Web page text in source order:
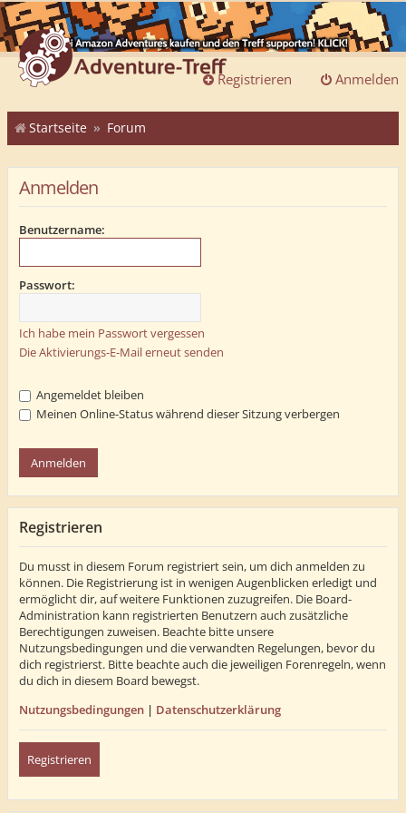
Anmelden
Registrieren
Startseite Forum
Anmelden
Benutzername:
Passwort:
Ich habe mein Passwort vergessen
Die Aktivierungs-E-Mail erneut senden
Angemeldet bleiben
Meinen Online-Status während dieser Sitzung verbergen
Registrieren
Du musst in diesem Forum registriert sein, um dich anmelden zu
können. Die Registrierung ist in wenigen Augenblicken erledigt und
ermöglicht dir, auf weitere Funktionen zuzugreifen. Die Board-
Administration kann registrierten Benutzern auch zusätzliche
Berechtigungen zuweisen. Beachte bitte unsere
Nutzungsbedingungen und die verwandten Regelungen, bevor du
dich registrierst. Bitte beachte auch die jeweiligen Forenregeln, wenn
du dich in diesem Board bewegst.
Nutzungsbedingungen | Datenschutzerklärung
Registrieren